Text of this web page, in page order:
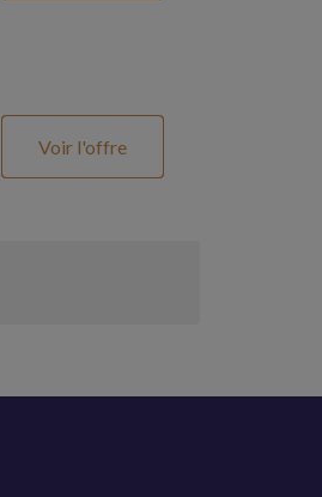
Voir l'offre